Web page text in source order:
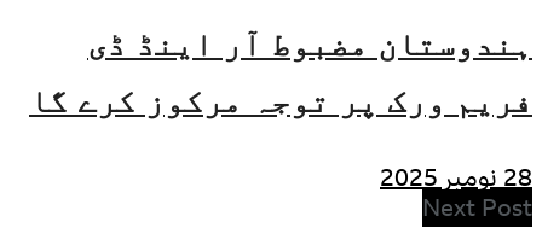
ہندوستان مضبوط آر اینڈ ڈی
فریم ورک پر توجہ مرکوز کرے گا
28 نومبر 2025
Next Post